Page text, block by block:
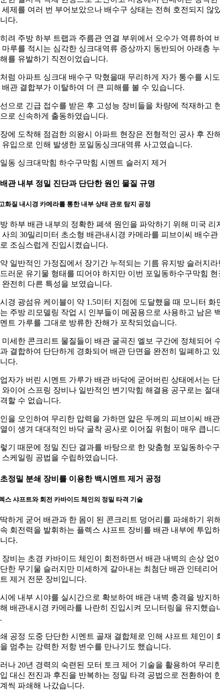
세제를 여러 번 부어보았으나 배수구 상태는 전혀 호전되지 않
다.
려 주방 하부 트랩과 주름관 연결 부위에서 오수가 역류하여
마루를 적시는 심각한 싱크대역류 증상까지 동반되어 아래층
를 유발하기 직전이었습니다.
럼 아파트 싱크대 배수구 막혔을때 무리하게 자가 통수를 시
배관 결합부가 이탈하여 더 큰 피해를 볼 수 있습니다.
으로 긴급 접수를 받은 후 고성능 장비들을 차량에 적재하고
로 신속하게 출동하였습니다.
에 도착해 점검한 의왕시 아파트 현장은 전형적인 공사 후 잔
유입으로 인해 발생한 포일동싱크대역류 사고였습니다.
동 싱크대막힘 하수구막힘 시멘트 슬러지 제거
관 내부 정밀 진단과 단단한 원인 물질 규명
화질 내시경 카메라를 통한 내부 상태 관로 탐지 공정
하부 배관 내부의 정확한 폐색 원인을 파악하기 위해 미국 리
사의 30밀리미터 초소형 배관내시경 카메라를 피브이씨 배수관
조심스럽게 진입시켰습니다.
일반적인 가정집에서 장기간 누적되는 기름 유지방 슬러지라
러운 유기물 형태를 띠어야 하지만 이번 포일동하수구막힘 현
완전히 다른 특성을 보였습니다.
경 광섬유 케이블이 약 1.5미터 지점에 도달했을 때 모니터 화
주방 리모델링 작업 시 인부들이 메꿈용으로 사용하고 남은
트 가루를 그대로 방류한 잔해가 포착되었습니다.
미세한 콘크리트 물질들이 배관 굴곡진 엘보 구간에 정체되어
결합하여 단단하게 경화되어 배관 단면을 완전히 밀폐하고
다.
자가 버린 시멘트 가루가 배관 바닥에 굳어버린 상태에서는
와이어 스프링 장비나 일반적인 변기막힘 해결용 공구로는 절
할 수 없습니다.
을 오인하여 무리한 압력을 가하면 얇은 두께의 피브이씨 배
이 생겨 대대적인 바닥 굴착 공사로 이어질 위험이 매우 큽니
기 때문에 정밀 진단 결과를 바탕으로 한 맞춤형 포일동하수
스케일링 공법을 수립하였습니다.
정밀 분쇄 장비를 이용한 백시멘트 제거 공정
스 샤프트와 회전 카바이드 체인의 정밀 타격 기술
하게 굳어 배관과 한 몸이 된 콘크리트 덩어리를 파쇄하기 위
회전력을 발휘하는 플렉스 샤프트 장비를 배관 내부에 투입
다.
장비는 초경 카바이드 체인이 회전하면서 배관 내벽의 손상 없
한 무기물 슬러지만 미세하게 갈아내는 최첨단 배관 인테리어
제거 전문 장비입니다.
에 내부 시야를 실시간으로 확보하여 배관 내벽 충격을 방지
배관내시경 카메라를 나란히 진입시켜 모니터링을 유지했습
공정 도중 단단한 시멘트 골재 결합체로 인해 샤프트 체인이
멈추는 강력한 저항 변수를 만나기도 했습니다.
나 20년 경력의 숙련된 모터 토크 제어 기술을 활용하여 무리
대신 전진과 후진을 반복하는 정밀 타격 공법으로 전환하여
씩 파쇄해 나갔습니다.